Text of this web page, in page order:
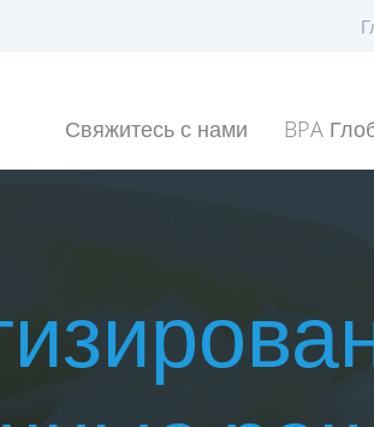
Свяжитесь с нами BPA